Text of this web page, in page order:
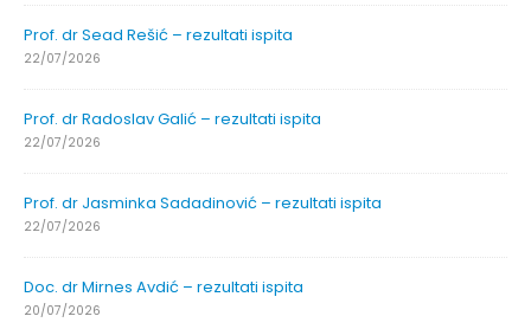
Prof. dr Sead Rešić – rezultati ispita
22/07/2026
Prof. dr Radoslav Galić – rezultati ispita
22/07/2026
Prof. dr Jasminka Sadadinović – rezultati ispita
22/07/2026
Doc. dr Mirnes Avdić – rezultati ispita
20/07/2026